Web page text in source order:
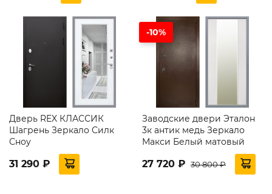
Дверь REX КЛАССИК
Шагрень Зеркало Силк
Сноу
31 290 ₽
-10%
Заводские двери Эталон
3к антик медь Зеркало
Макси Белый матовый
27 720 ₽ 30 800 ₽